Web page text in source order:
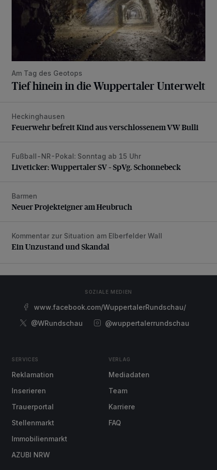
Am Tag des Geotops
Tief hinein in die Wuppertaler Unterwelt
Feuerwehr befreit Kind aus verschlossenem VW Bulli
Heckinghausen
Feuerwehr befreit Kind aus verschlossenem VW Bulli
Liveticker: Wuppertaler SV – SpVg. Schonnebeck
Fußball-NR-Pokal: Sonntag ab 15 Uhr
Liveticker: Wuppertaler SV – SpVg. Schonnebeck
Neuer Projekteigner am Heubruch
Barmen
Neuer Projekteigner am Heubruch
Ein Unzustand und Skandal
Kommentar zur Situation am Elberfelder Wall
Ein Unzustand und Skandal
SOZIALE MEDIEN
www.facebook.com/WuppertalerRundschau/
@WRundschau
@wuppertalerrundschau
SERVICES
Reklamation
Inserieren
Trauerportal
Stellenmarkt
Immobilienmarkt
AZUBI NRW
VERLAG
Mediadaten
Team
Karriere
FAQ